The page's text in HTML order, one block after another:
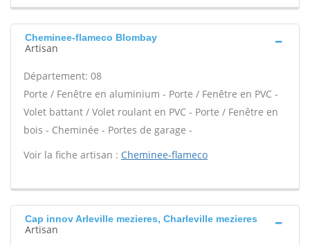
Cheminee-flameco Blombay
Artisan
Département: 08
Porte / Fenêtre en aluminium - Porte / Fenêtre en PVC -
Volet battant / Volet roulant en PVC - Porte / Fenêtre en
bois - Cheminée - Portes de garage -
Voir la fiche artisan : Cheminee-flameco
Cap innov Arleville mezieres, Charleville mezieres
Artisan